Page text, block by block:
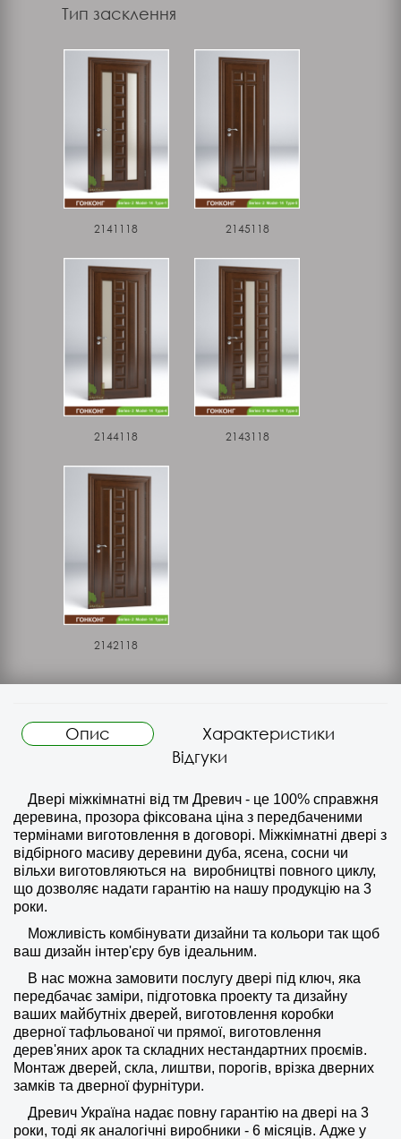
Тип засклення
2141118 2145118
2144118 2143118
2142118
Опис
Характеристики
Відгуки
Двері міжкімнатні від тм Древич - це 100% справжня
деревина, прозора фіксована ціна з передбаченими
термінами виготовлення в договорі. Міжкімнатні двері з
відбірного масиву деревини дуба, ясена, сосни чи
вільхи виготовляються на виробництві повного циклу,
що дозволяє надати гарантію на нашу продукцію на 3
роки.
Можливість комбінувати дизайни та кольори так щоб
ваш дизайн інтер'єру був ідеальним.
В нас можна замовити послугу двері під ключ, яка
передбачає заміри, підготовка проекту та дизайну
ваших майбутніх дверей, виготовлення коробки
дверної тафльованої чи прямої, виготовлення
дерев'яних арок та складних нестандартних проємів.
Монтаж дверей, скла, лиштви, порогів, врізка дверних
замків та дверної фурнітури.
Древич Україна надає повну гарантію на двері на 3
роки, тоді як аналогічні виробники - 6 місяців. Адже у